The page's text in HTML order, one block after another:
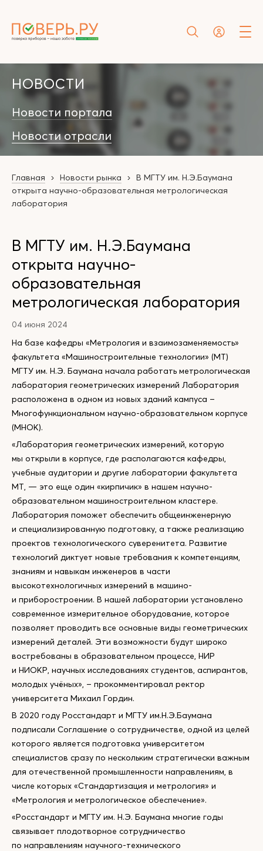
НОВОСТИ
Новости портала
Новости отрасли
Главная Новости рынка
В МГТУ им. Н.Э.Баумана
открыта научно-образовательная метрологическая
лаборатория
В МГТУ им. Н.Э.Баумана
открыта научно-
образовательная
метрологическая лаборатория
04 июня 2024
На базе кафедры «Метрология и взаимозаменяемость»
факультета «Машиностроительные технологии» (МТ)
МГТУ им. Н.Э. Баумана начала работать метрологическая
лаборатория геометрических измерений Лаборатория
расположена в одном из новых зданий кампуса –
Многофункциональном научно-образовательном корпусе
(МНОК).
«Лаборатория геометрических измерений, которую
мы открыли в корпусе, где располагаются кафедры,
учебные аудитории и другие лаборатории факультета
МТ, — это еще один «кирпичик» в нашем научно-
образовательном машиностроительном кластере.
Лаборатория поможет обеспечить общеинженерную
и специализированную подготовку, а также реализацию
проектов технологического суверенитета. Развитие
технологий диктует новые требования к компетенциям,
знаниям и навыкам инженеров в части
высокотехнологичных измерений в машино-
и приборостроении. В нашей лаборатории установлено
современное измерительное оборудование, которое
позволяет проводить все основные виды геометрических
измерений деталей. Эти возможности будут широко
востребованы в образовательном процессе, НИР
и НИОКР, научных исследованиях студентов, аспирантов,
молодых учёных», – прокомментировал ректор
университета Михаил Гордин.
В 2020 году Росстандарт и МГТУ им.Н.Э.Баумана
подписали Соглашение о сотрудничестве, одной из целей
которого является подготовка университетом
специалистов сразу по нескольким стратегически важным
для отечественной промышленности направлениям, в
числе которых «Стандартизация и метрология» и
«Метрология и метрологическое обеспечение».
«Росстандарт и МГТУ им. Н.Э. Баумана многие годы
связывает плодотворное сотрудничество
по направлениям научного-технического